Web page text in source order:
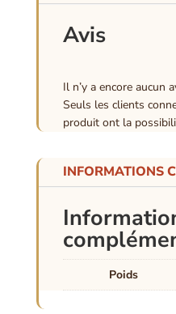
Avis
Il n’y a encore aucun
Seuls les clients
produit ont la
INFORMATIONS
Poids